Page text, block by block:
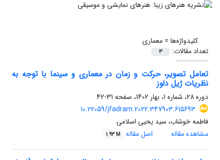
کلیدواژه‌ها =معماری
تعداد مقالات:
3
تعامل تصویر، حرکت و زمان در معماری و سینما با توجه به
نظریات ژیل دلوز
دوره 28، شماره 1، بهار 1402، صفحه
31-42
10.22059/jfadram.2022.347903.615693
فاطمه خوشاب، سید یحیی اسلامی
مشاهده مقاله
اصل مقاله 1.93 M